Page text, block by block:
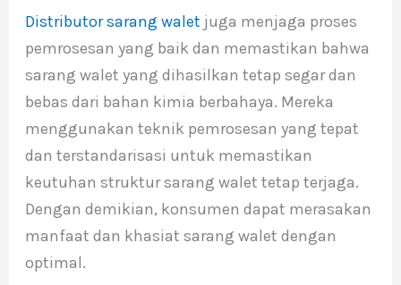
Distributor sarang walet juga menjaga proses
pemrosesan yang baik dan memastikan bahwa
sarang walet yang dihasilkan tetap segar dan
bebas dari bahan kimia berbahaya. Mereka
menggunakan teknik pemrosesan yang tepat
dan terstandarisasi untuk memastikan
keutuhan struktur sarang walet tetap terjaga.
Dengan demikian, konsumen dapat merasakan
manfaat dan khasiat sarang walet dengan
optimal.